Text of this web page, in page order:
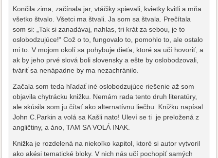
Končila zima, začínala jar, vtáčiky spievali, kvietky kvitli a mňa
všetko štvalo. Všetci ma štvali. Ja som sa štvala. Prečítala
som si: „Tak si zanadávaj, nahlas, tri krát za sebou, je to
oslobodzujúce!“ Což o to, fungovalo to, pomohlo to, ale ostalo
mi to. V mojom okolí sa pohybuje dieťa, ktoré sa učí hovoriť, a
ak by jeho prvé slová boli slovensky a ešte by oslobodzovali,
tváriť sa nenápadne by ma nezachránilo.
Začala som teda hľadať iné oslobodzujúce riešenie až som
objavila chytrácku knižku. Nemám rada tento druh literatúry,
ale skúsila som ju čítať ako alternatívnu liečbu. Knižku napísal
John C.Parkin a volá sa Kašli nato! Uleví se ti je preložená z
angličtiny, a áno, TAM SA VOLÁ INAK.
Knižka je rozdelená na niekoľko kapitol, ktoré si autor vytvoril
ako akési tematické bloky. V nich nás učí pochopiť samých